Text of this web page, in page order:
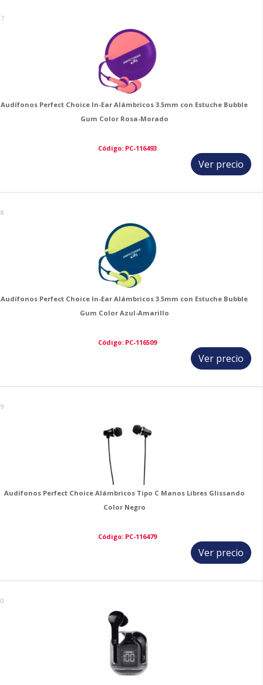
Audífonos Perfect Choice In-Ear Alámbricos 3.5mm con Estuche Bubble
Gum Color Rosa-Morado
Código: PC-116493
Ver precio
Audífonos Perfect Choice In-Ear Alámbricos 3.5mm con Estuche Bubble
Gum Color Azul-Amarillo
Código: PC-116509
Ver precio
Audífonos Perfect Choice Alámbricos Tipo C Manos Libres Glissando
Color Negro
Código: PC-116479
Ver precio